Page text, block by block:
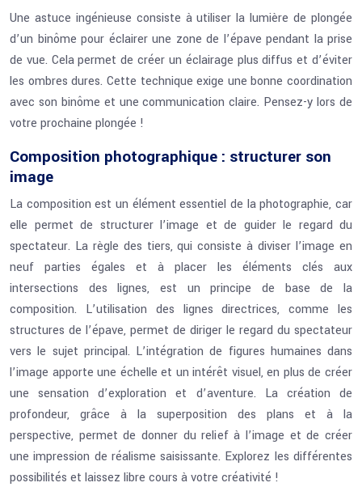
Une astuce ingénieuse consiste à utiliser la lumière de plongée
d’un binôme pour éclairer une zone de l’épave pendant la prise
de vue. Cela permet de créer un éclairage plus diffus et d’éviter
les ombres dures. Cette technique exige une bonne coordination
avec son binôme et une communication claire. Pensez-y lors de
votre prochaine plongée !
Composition photographique : structurer son
image
La composition est un élément essentiel de la photographie, car
elle permet de structurer l’image et de guider le regard du
spectateur. La règle des tiers, qui consiste à diviser l’image en
neuf parties égales et à placer les éléments clés aux
intersections des lignes, est un principe de base de la
composition. L’utilisation des lignes directrices, comme les
structures de l’épave, permet de diriger le regard du spectateur
vers le sujet principal. L’intégration de figures humaines dans
l’image apporte une échelle et un intérêt visuel, en plus de créer
une sensation d’exploration et d’aventure. La création de
profondeur, grâce à la superposition des plans et à la
perspective, permet de donner du relief à l’image et de créer
une impression de réalisme saisissante. Explorez les différentes
possibilités et laissez libre cours à votre créativité !